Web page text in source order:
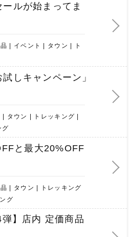
ルが始まってま
イベント タウン
ト
しキャンペーン」
タウン
トレッキング
グ
と最大20%OFF
タウン
トレッキング
グ
弾】店内 定価商品